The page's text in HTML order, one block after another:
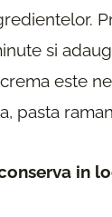
si
este
pasta
in